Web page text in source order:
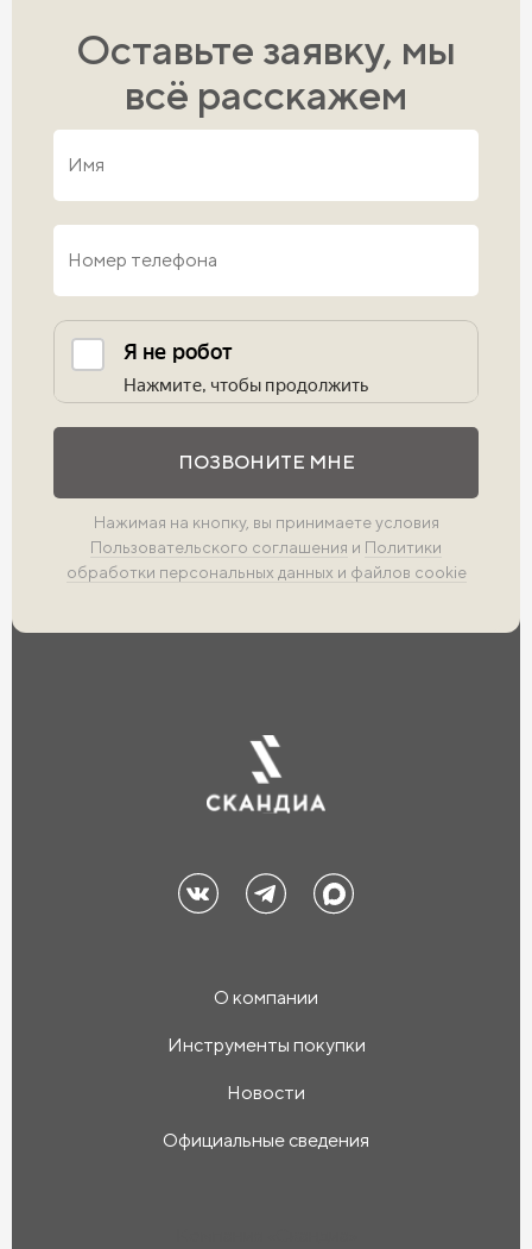
Оставьте заявку, мы
всё расскажем
ПОЗВОНИТЕ МНЕ
Нажимая на кнопку, вы принимаете условия
Пользовательского соглашения и Политики
обработки персональных данных и файлов cookie
О компании
Инструменты покупки
Новости
Официальные сведения